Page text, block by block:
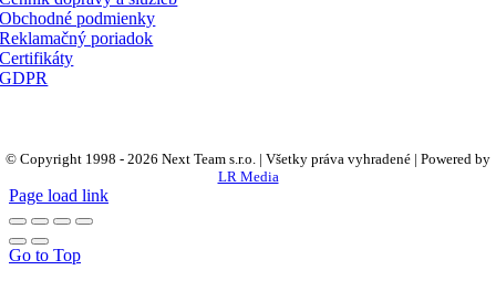
Obchodné podmienky
Reklamačný poriadok
Certifikáty
GDPR
© Copyright 1998 - 2026 Next Team s.r.o. | Všetky práva vyhradené | Powered by
LR Media
Page load link
Go to Top